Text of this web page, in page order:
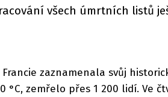
všech úmrtních listů
zaznamenala svůj
zemřelo přes 1 200 lidí. Ve